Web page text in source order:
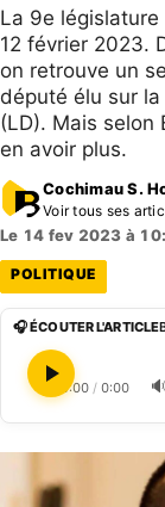
La 9e
12 février 2023.
on retrouve un
député élu sur
(LD). Mais selon
en avoir plus.
Cochimau S.
Voir tous ses
Le 14 fev 2023 à
POLITIQUE
🎧 ÉCOUTER L'ARTICLE
0:00 / 0:00